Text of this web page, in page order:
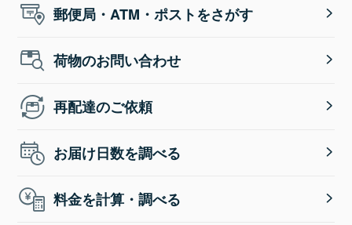
郵便局・ATM・ポストをさがす
荷物のお問い合わせ
再配達のご依頼
お届け日数を調べる
料金を計算・調べる